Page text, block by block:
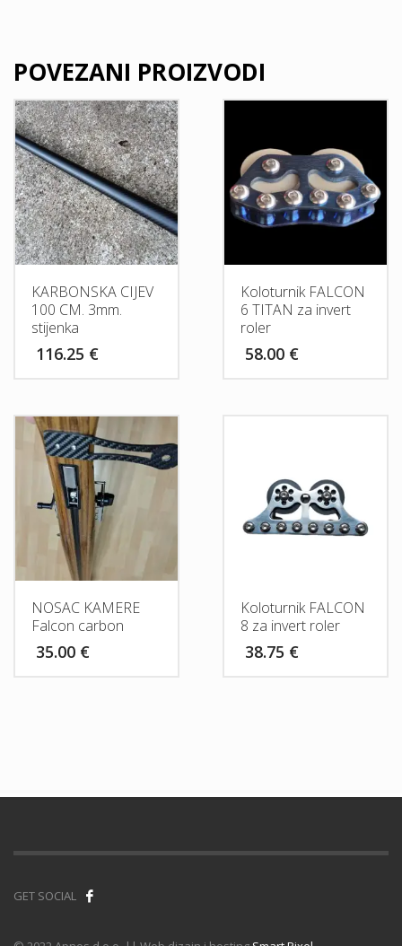
POVEZANI PROIZVODI
KARBONSKA CIJEV
100 CM. 3mm.
stijenka
116.25 €
Koloturnik FALCON
6 TITAN za invert
roler
58.00 €
NOSAC KAMERE
Falcon carbon
35.00 €
Koloturnik FALCON
8 za invert roler
38.75 €
GET SOCIAL